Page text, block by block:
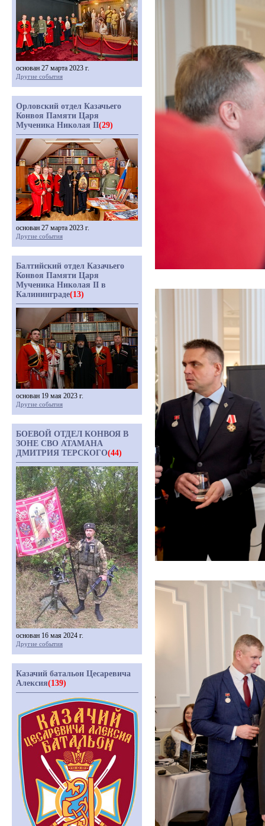
основан 27 марта 2023 г.
Другие события
Орловский отдел Казачьего
Конвоя Памяти Царя
Мученика Николая II(29)
основан 27 марта 2023 г.
Другие события
Балтийский отдел Казачьего
Конвоя Памяти Царя
Мученика Николая II в
Калининграде(13)
основан 19 мая 2023 г.
Другие события
БОЕВОЙ ОТДЕЛ КОНВОЯ В
ЗОНЕ СВО АТАМАНА
ДМИТРИЯ ТЕРСКОГО(44)
основан 16 мая 2024 г.
Другие события
Казачий батальон Цесаревича
Алексия(139)